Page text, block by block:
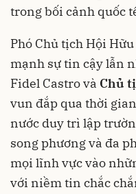
trong bối cảnh quốc
Phó Chủ tịch Hội
mạnh sự tin cậy lẫn
Fidel Castro và Chủ
vun đắp qua thời
nước duy trì lập
song phương và đa
mọi lĩnh vực vào
với niềm tin chắc